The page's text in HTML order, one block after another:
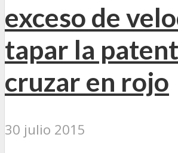
exceso de
tapar la
cruzar en rojo
30 julio 2015